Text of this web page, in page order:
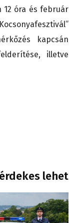
12 óra és február
kapcsán
illetve
lehet